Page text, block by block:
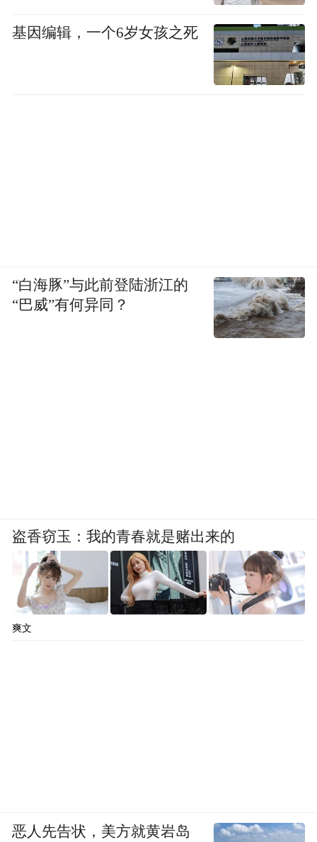
基因编辑，一个6岁女孩之死
“白海豚”与此前登陆浙江的
“巴威”有何异同？
盗香窃玉：我的青春就是赌出来的
爽文
恶人先告状，美方就黄岩岛